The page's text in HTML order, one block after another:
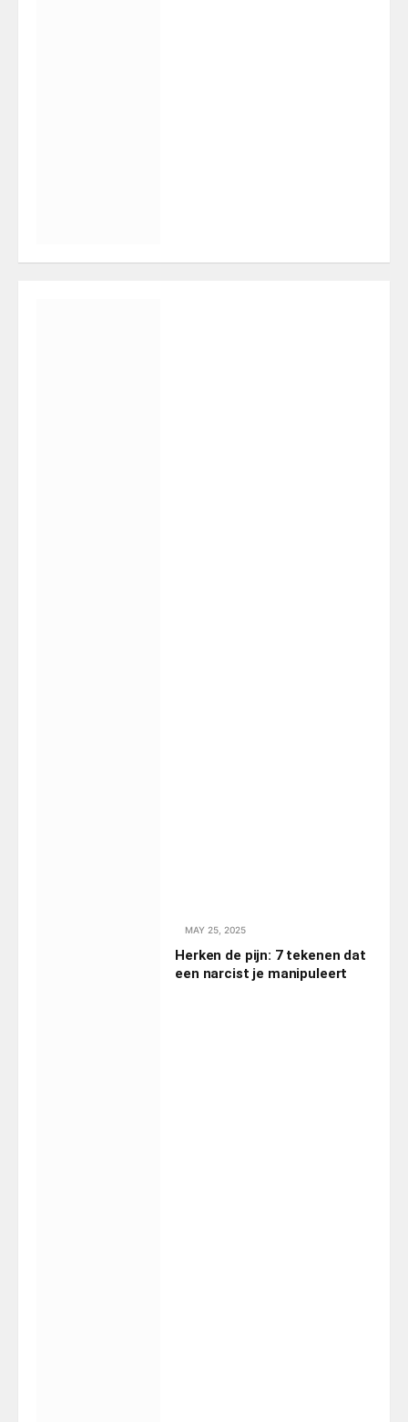
MAY 25, 2025
Herken de pijn: 7 tekenen dat
een narcist je manipuleert